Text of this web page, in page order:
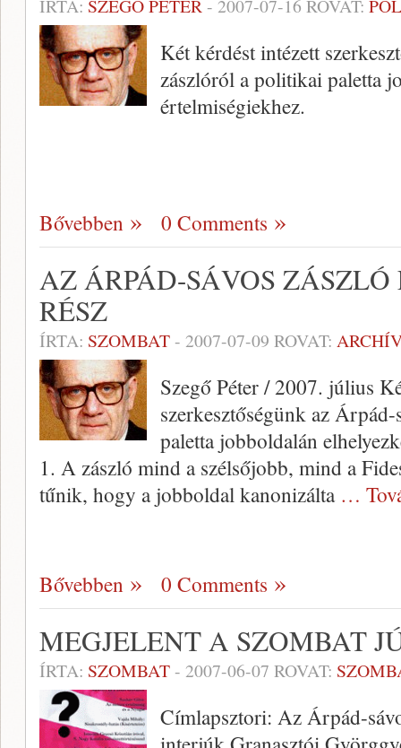
ÍRTA: SZEGŐ PÉTER- 2007-07-16 ROVAT:
Két kérdést intézett
zászlóról a politikai paletta
értelmiségiekhez.
Bővebben 0 Comments
AZ ÁRPÁD-SÁVOS
RÉSZ
ÍRTA: SZOMBAT- 2007-07-09 ROVAT:
Szegő Péter / 2007. július
szerkesztőségünk az
paletta jobboldalán
1. A zászló mind a szélsőjobb, mind a
tűnik, hogy a jobboldal kanonizálta …
Bővebben 0 Comments
MEGJELENT A SZOMBAT
ÍRTA: SZOMBAT- 2007-06-07 ROVAT:
Címlapsztori: Az Árpád-